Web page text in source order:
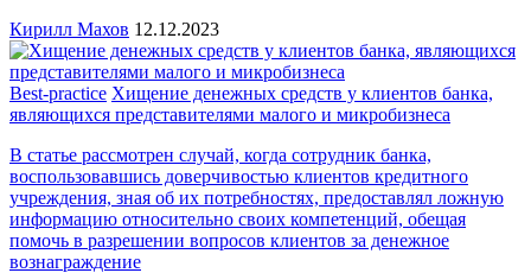
Кирилл Махов 12.12.2023
Best-practice Хищение денежных средств у клиентов банка,
являющихся представителями малого и микробизнеса
В статье рассмотрен случай, когда сотрудник банка,
воспользовавшись доверчивостью клиентов кредитного
учреждения, зная об их потребностях, предоставлял ложную
информацию относительно своих компетенций, обещая
помочь в разрешении вопросов клиентов за денежное
вознаграждение